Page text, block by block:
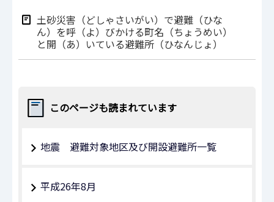
土砂災害（どしゃさいがい）で避難（ひな
ん）を呼（よ）びかける町名（ちょうめい）
と開（あ）いている避難所（ひなんじょ）
このページも読まれています
地震 避難対象地区及び開設避難所一覧
平成26年8月